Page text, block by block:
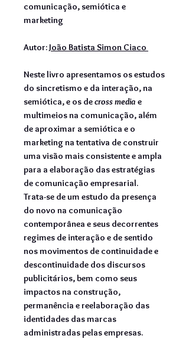
comunicação, semiótica e
marketing
Autor:João Batista Simon Ciaco
Neste livro apresentamos os estudos
do sincretismo e da interação, na
semiótica, e os decross media e
multimeios na comunicação, além
de aproximar a semiótica e o
marketing na tentativa de construir
uma visão mais consistente e ampla
para a elaboração das estratégias
de comunicação empresarial.
Trata-se de um estudo da presença
do novo na comunicação
contemporânea e seus decorrentes
regimes de interação e de sentido
nos movimentos de continuidade e
descontinuidade dos discursos
publicitários, bem como seus
impactos na construção,
permanência e reelaboração das
identidades das marcas
administradas pelas empresas.